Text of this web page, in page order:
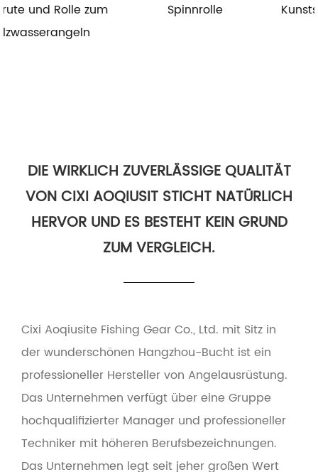
Spinnrolle
Kunststoff für
DIE WIRKLICH ZUVERLÄSSIGE QUALITÄT
VON CIXI AOQIUSIT STICHT NATÜRLICH
HERVOR UND ES BESTEHT KEIN GRUND
ZUM VERGLEICH.
Cixi Aoqiusite Fishing Gear Co., Ltd. mit Sitz in
der wunderschönen Hangzhou-Bucht ist ein
professioneller Hersteller von Angelausrüstung.
Das Unternehmen verfügt über eine Gruppe
hochqualifizierter Manager und professioneller
Techniker mit höheren Berufsbezeichnungen.
Das Unternehmen legt seit jeher großen Wert